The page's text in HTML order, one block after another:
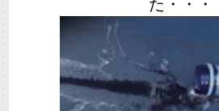
た・・・